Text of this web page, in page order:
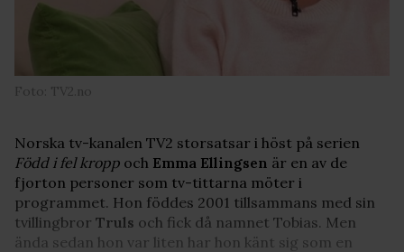
Foto: TV2.no
Norska tv-kanalen TV2 storsatsar i höst på serien
Född i fel kropp och Emma Ellingsen är en av de
fjorton personer som tv-tittarna möter i
programmet. Hon föddes 2001 tillsammans med sin
tvillingbror Truls och fick då namnet Tobias. Men
ända sedan hon var liten har hon känt sig som en